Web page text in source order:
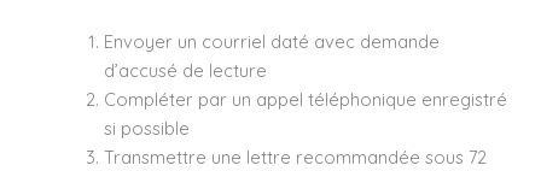
Envoyer un courriel daté avec demande
d’accusé de lecture
Compléter par un appel téléphonique enregistré
si possible
Transmettre une lettre recommandée sous 72